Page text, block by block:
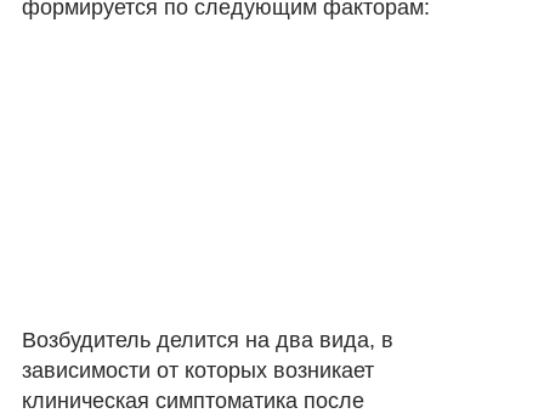
формируется по следующим факторам:
Возбудитель делится на два вида, в
зависимости от которых возникает
клиническая симптоматика после